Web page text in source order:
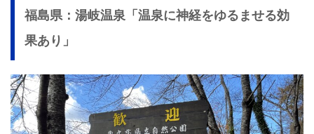
福島県：湯岐温泉「温泉に神経をゆるませる効
果あり」